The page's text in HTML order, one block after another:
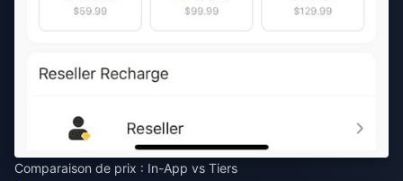
Comparaison de prix : In-App vs Tiers